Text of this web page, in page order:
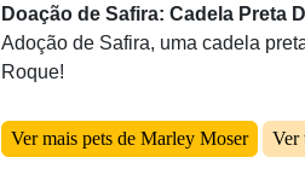
Doação de Safira: Cadela Preta
Adoção de Safira, uma cadela
Roque!
Ver mais pets de Marley Moser Ver